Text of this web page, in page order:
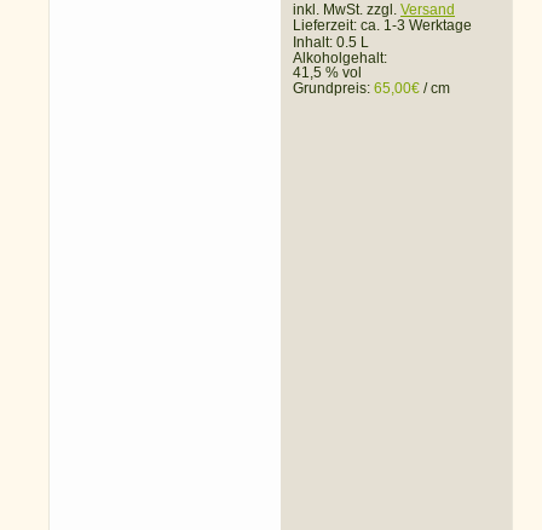
inkl. MwSt. zzgl. Versand
Lieferzeit: ca. 1-3 Werktage
Inhalt: 0.5 L
Alkoholgehalt:
41,5 % vol
Grundpreis: 65,00€ /cm